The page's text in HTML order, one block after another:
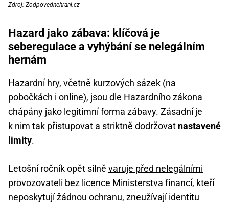
Zdroj: Zodpovednehrani.cz
Hazard jako zábava: klíčová je
seberegulace a vyhýbání se nelegálním
hernám
Hazardní hry, včetně kurzových sázek (na
pobočkách i online), jsou dle Hazardního zákona
chápány jako legitimní forma zábavy. Zásadní je
k nim tak přistupovat a striktně dodržovat nastavené
limity.
Letošní ročník opět silně varuje před nelegálními
provozovateli bez licence Ministerstva financí, kteří
neposkytují žádnou ochranu, zneužívají identitu